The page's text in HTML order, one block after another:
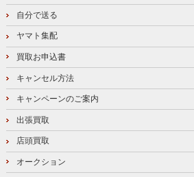
自分で送る
ヤマト集配
買取お申込書
キャンセル方法
キャンペーンのご案内
出張買取
店頭買取
オークション